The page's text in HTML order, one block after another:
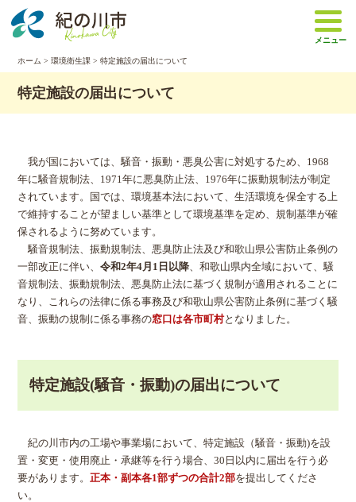
メニュー
ホーム >環境衛生課 > 特定施設の届出について
特定施設の届出について
我が国においては、騒音・振動・悪臭公害に対処するため、1968
年に騒音規制法、1971年に悪臭防止法、1976年に振動規制法が制定
されています。国では、環境基本法において、生活環境を保全する上
で維持することが望ましい基準として環境基準を定め、規制基準が確
保されるように努めています。
騒音規制法、振動規制法、悪臭防止法及び和歌山県公害防止条例の
一部改正に伴い、令和2年4月1日以降、和歌山県内全域において、騒
音規制法、振動規制法、悪臭防止法に基づく規制が適用されることに
なり、これらの法律に係る事務及び和歌山県公害防止条例に基づく騒
音、振動の規制に係る事務の窓口は各市町村となりました。
特定施設(騒音・振動)の届出について
紀の川市内の工場や事業場において、特定施設（騒音・振動)を設
置・変更・使用廃止・承継等を行う場合、30日以内に届出を行う必
要があります。正本・副本各1部ずつの合計2部を提出してくださ
い。